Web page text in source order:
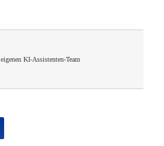
KI-Assistenten-Team